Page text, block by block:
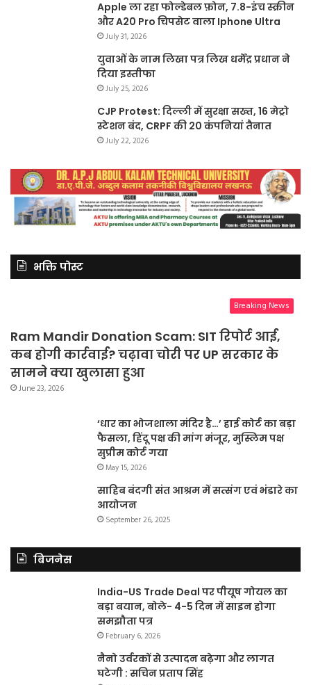
Apple ला रहा फोल्डेबल फ़ोन, 7.8-इंच स्क्रीन
और A20 Pro चिपसेट वाला Iphone Ultra
July 31, 2026
युवाओं के नाम लिखा पत्र लिख धर्मेंद्र प्रधान ने
दिया इस्तीफा
July 25, 2026
CJP Protest: दिल्ली में सुरक्षा सख्त, 16 मेट्रो
स्टेशन बंद, CRPF की 20 कंपनियां तैनात
July 22, 2026
भक्ति पोस्ट
Breaking News
Ram Mandir Donation Scam: SIT रिपोर्ट आई,
कब होगी कार्रवाई? चढ़ावा चोरी पर UP सरकार के
सामने क्या खुलासा हुआ
June 23, 2026
‘धार का भोजशाला मंदिर है…’ हाई कोर्ट का बड़ा
फैसला, हिंदू पक्ष की मांग मंजूर, मुस्लिम पक्ष
सुप्रीम कोर्ट गया
May 15, 2026
साहिब बंदगी संत आश्रम में सत्संग एवं भंडारे का
आयोजन
September 26, 2025
बिजनेस
India-US Trade Deal पर पीयूष गोयल का
बड़ा बयान, बोले- 4-5 दिन में साइन होगा
समझौता पत्र
February 6, 2026
नैनो उर्वरकों से उत्पादन बढ़ेगा और लागत
घटेगी : सचिन प्रताप सिंह